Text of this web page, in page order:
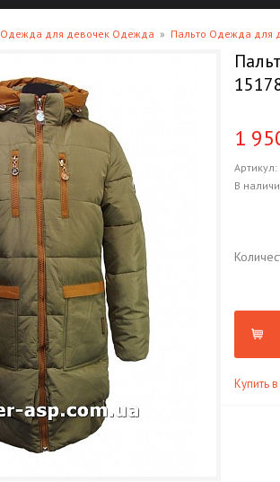
Одежда для девочек Одежда » Пальто Одежда для
1
Артикул:
В
Купить